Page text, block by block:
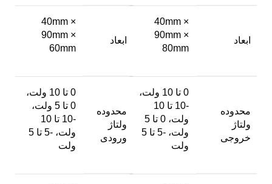
ابعاد
40mm ×
90mm ×
80mm
محدوده
ولتاژ
خروجی
0 تا 10 ولت،
-10 تا 10
ولت، 0 تا 5
ولت، -5 تا 5
ولت
ابعاد
40mm ×
90mm ×
60mm
محدوده
ولتاژ
ورودی
0 تا 10 ولت،
0 تا 5 ولت،
-10 تا 10
ولت، -5 تا 5
ولت